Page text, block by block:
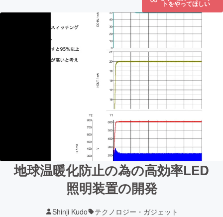
トをやってほしい
地球温暖化防止の為の高効率LED
照明装置の開発
Shinji Kudo テクノロジー・ガジェット